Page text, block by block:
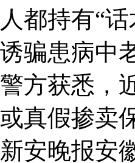
人都持有“
诱骗患病中
警方获悉，
或真假掺卖
新安晚报安